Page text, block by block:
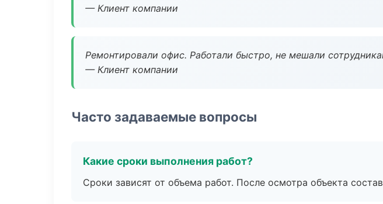
— Клиент компании
Ремонтировали офис. Работали быстро, не мешали
— Клиент компании
Часто задаваемые вопросы
Какие сроки выполнения работ?
Сроки зависят от объема работ. После осмотра объекта